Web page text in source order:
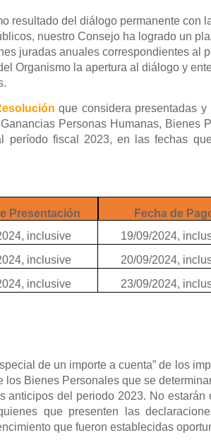
resultado del diálogo permanente con
nuestro Consejo ha logrado un
juradas anuales correspondientes al
Organismo la apertura al diálogo y
que considera presentadas y
Personas Humanas, Bienes
período fiscal 2023, en las fechas
Presentación
Fecha de
inclusive 19/09/2024,
inclusive 20/09/2024,
inclusive 23/09/2024,
de un importe a cuenta” de los
los Bienes Personales que se
anticipos del periodo 2023. No estarán
que presenten las
que fueron establecidas